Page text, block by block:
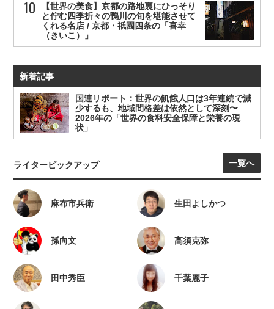
【世界の美食】京都の路地裏にひっそり
と佇む四季折々の鴨川の旬を堪能させて
くれる名店 / 京都・祇園四条の「喜幸
（きいこ）」
新着記事
国連リポート：世界の飢餓人口は3年連続で減
少するも、地域間格差は依然として深刻〜
2026年の「世界の食料安全保障と栄養の現
状」
ライターピックアップ 一覧へ
麻布市兵衛 生田よしかつ
孫向文 高須克弥
田中秀臣 千葉麗子